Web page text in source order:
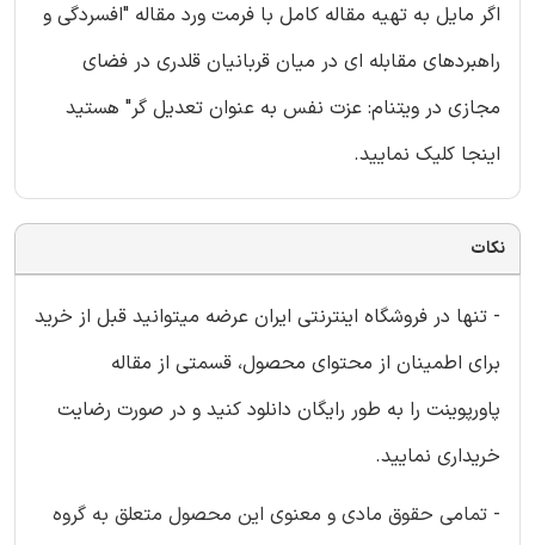
اگر مایل به تهیه مقاله کامل با فرمت ورد مقاله "افسردگی و
راهبردهای مقابله ای در میان قربانیان قلدری در فضای
مجازی در ویتنام: عزت نفس به عنوان تعدیل گر" هستید
اینجا کلیک نمایید.
نکات
- تنها در فروشگاه اینترنتی ایران عرضه میتوانید قبل از خرید
برای اطمینان از محتوای محصول، قسمتی از مقاله
پاورپوینت را به طور رایگان دانلود کنید و در صورت رضایت
خریداری نمایید.
- تمامی حقوق مادی و معنوی این محصول متعلق به گروه